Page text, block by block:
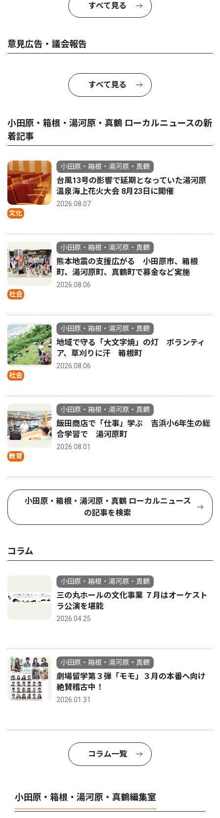
すべて見る
意見広告・議会報告
すべて見る
小田原・箱根・湯河原・真鶴 ローカルニュースの新
着記事
文化
小田原・箱根・湯河原・真鶴
台風13号の影響で延期となっていた湯河原
温泉海上花火大会 8月23日に開催
2026.08.07
社会
小田原・箱根・湯河原・真鶴
熊本地震の支援広がる 小田原市、箱根
町、湯河原町、真鶴町で募金など実施
2026.08.06
社会
小田原・箱根・湯河原・真鶴
地域で守る「大文字焼」の灯 ボランティ
ア、草刈りに汗 箱根町
2026.08.06
教育
小田原・箱根・湯河原・真鶴
飯田商店で「仕事」学ぶ 吉浜小6年生の総
合学習で 湯河原町
2026.08.01
小田原・箱根・湯河原・真鶴 ローカルニュース
の記事を検索
コラム
小田原・箱根・湯河原・真鶴
三の丸ホールの文化事業 ７月はオーケスト
ラ公演を堪能
2026.04.25
小田原・箱根・湯河原・真鶴
劇場留学第３弾「モモ」３月の本番へ向け
絶賛稽古中！
2026.01.31
コラム一覧
小田原・箱根・湯河原・真鶴編集室